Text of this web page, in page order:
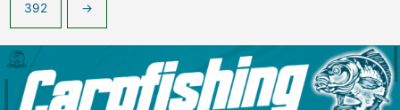
392 →